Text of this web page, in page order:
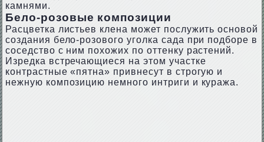
камнями.
Бело-розовые композиции
Расцветка листьев клена может послужить основой
создания бело-розового уголка сада при подборе в
соседство с ним похожих по оттенку растений.
Изредка встречающиеся на этом участке
контрастные «пятна» привнесут в строгую и
нежную композицию немного интриги и куража.